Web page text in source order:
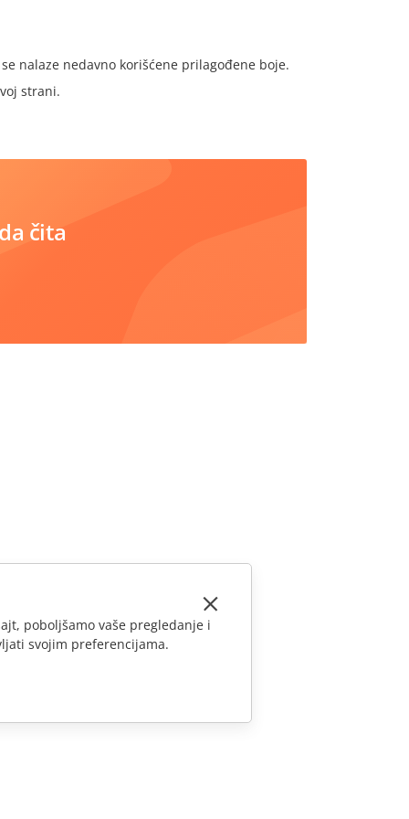
nalaze nedavno korišćene prilagođene boje.
strani.
čita
poboljšamo vaše pregledanje i
svojim preferencijama.